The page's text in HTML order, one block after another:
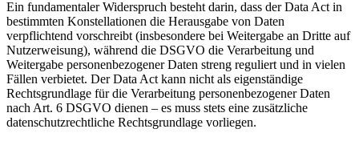
Ein fundamentaler Widerspruch besteht darin, dass der Data Act in
bestimmten Konstellationen die Herausgabe von Daten
verpflichtend vorschreibt (insbesondere bei Weitergabe an Dritte auf
Nutzerweisung), während die DSGVO die Verarbeitung und
Weitergabe personenbezogener Daten streng reguliert und in vielen
Fällen verbietet. Der Data Act kann nicht als eigenständige
Rechtsgrundlage für die Verarbeitung personenbezogener Daten
nach Art. 6 DSGVO dienen – es muss stets eine zusätzliche
datenschutzrechtliche Rechtsgrundlage vorliegen.